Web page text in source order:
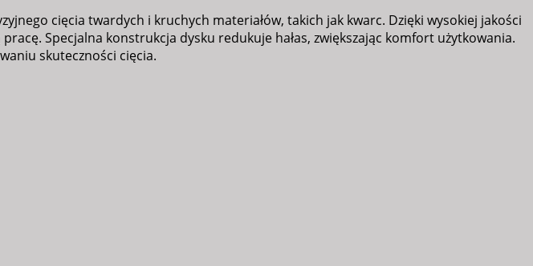
cięcia twardych i kruchych materiałów, takich jak kwarc. Dzięki wysokiej jakości
Specjalna konstrukcja dysku redukuje hałas, zwiększając komfort użytkowania.
skuteczności cięcia.